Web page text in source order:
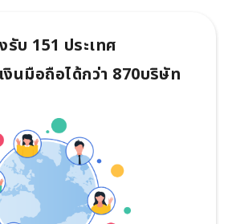
รับ 151 ประเทศ
งินมือถือได้กว่า 870บริษัท